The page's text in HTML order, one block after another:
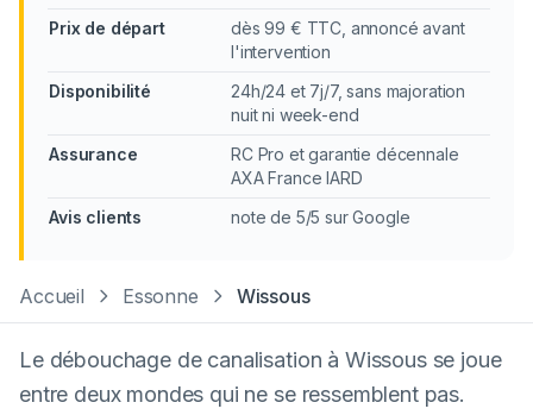
Prix de départ
dès 99 € TTC, annoncé avant
l'intervention
Disponibilité
24h/24 et 7j/7, sans majoration
nuit ni week-end
Assurance
RC Pro et garantie décennale
AXA France IARD
Avis clients
note de 5/5 sur Google
Accueil Essonne Wissous
Le débouchage de canalisation à Wissous se joue
entre deux mondes qui ne se ressemblent pas.